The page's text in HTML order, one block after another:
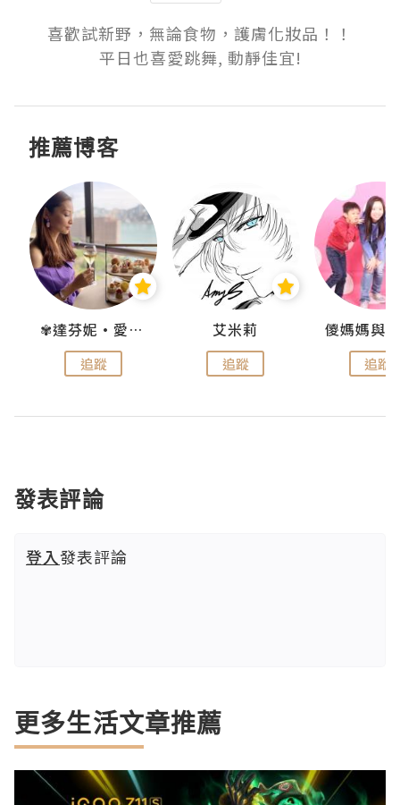
喜歡試新野，無論食物，護膚化妝品！！
平日也喜愛跳舞, 動靜佳宜!
推薦博客
✾達芬妮•愛孩子•愛生活✾
追蹤
艾米莉
追蹤 追蹤
發表評論
登入發表評論
更多生活文章推薦